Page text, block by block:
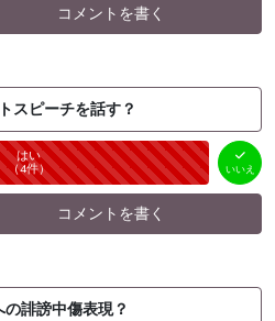
コメントを書く
スピーチを話す？
はい
（4件） 未投票
いいえ
（ 0件）
いいえ
コメントを書く
誹謗中傷表現？